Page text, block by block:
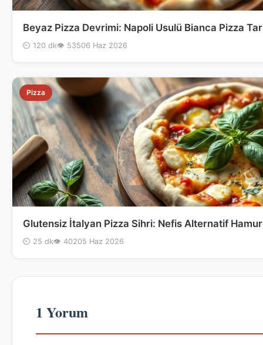
Beyaz Pizza Devrimi: Napoli Usulü Bianca Pizza
⏲ 120 dk👁 53506 Haz 2026
Pizza
Glutensiz İtalyan Pizza Sihri: Nefis Alternatif
⏲ 25 dk👁 40205 Haz 2026
1 Yorum